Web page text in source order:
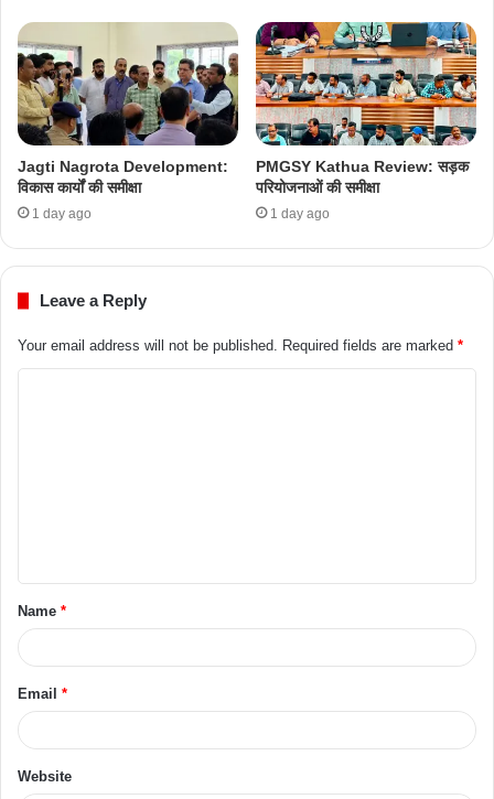
Jagti Nagrota Development:
विकास कार्यों की समीक्षा
1 day ago
PMGSY Kathua Review: सड़क
परियोजनाओं की समीक्षा
1 day ago
Leave a Reply
Your email address will not be published. Required fields are marked *
Name *
Email *
Website